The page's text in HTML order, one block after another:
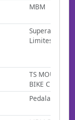
MBM
Superando
Limites
TS MOUNTAIN
BIKE CLUB
Pedalada